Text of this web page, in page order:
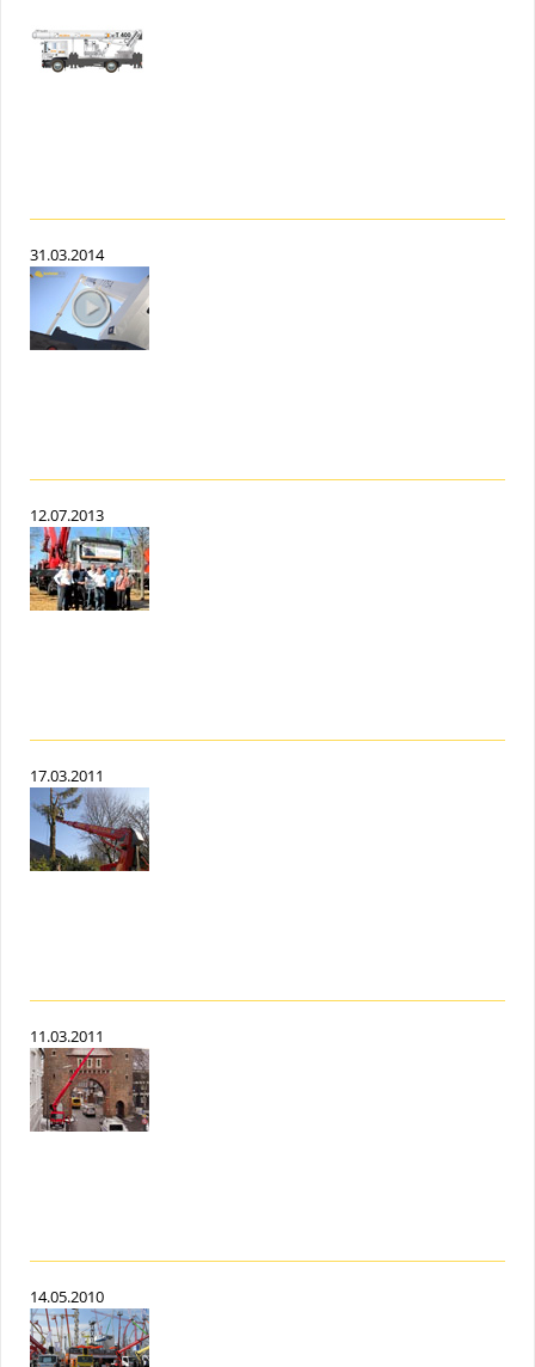
31.03.2014
12.07.2013
17.03.2011
11.03.2011
14.05.2010